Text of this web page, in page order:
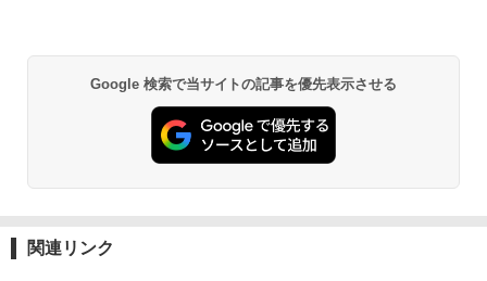
Google 検索で当サイトの記事を優先表示させる
関連リンク